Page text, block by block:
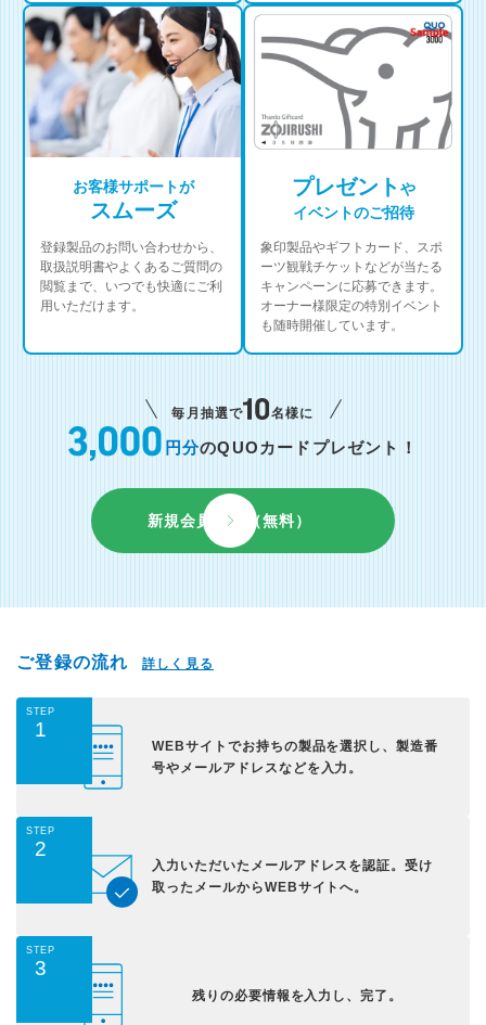
お客様サポートが
スムーズ
登録製品のお問い合わせから、
取扱説明書やよくあるご質問の
閲覧まで、いつでも快適にご利
用いただけます。
プレゼントや
イベントのご招待
象印製品やギフトカード、スポ
ーツ観戦チケットなどが当たる
キャンペーンに応募できます。
オーナー様限定の特別イベント
も随時開催しています。
毎月抽選で 名様に
円分のQUOカードプレゼント！
新規会員登録（無料）
ご登録の流れ 詳しく見る
STEP
1
WEBサイトでお持ちの製品を選択し、製造番
号やメールアドレスなどを入力。
STEP
2
入力いただいた メールアドレスを認証。受け
取ったメールからWEBサイトへ。
STEP
3
残りの必要情報を入力し、完了。